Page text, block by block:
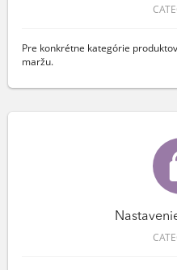
Pre konkrétne kategórie
maržu.